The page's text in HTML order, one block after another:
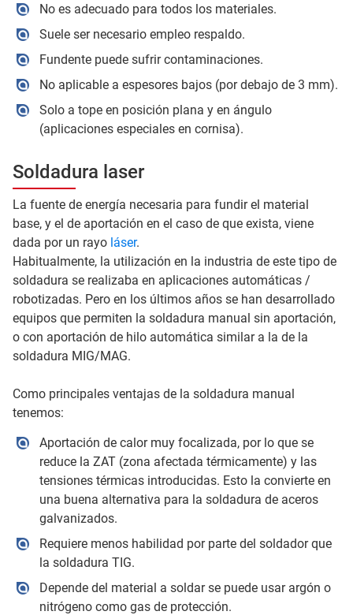
No es adecuado para todos los materiales.
Suele ser necesario empleo respaldo.
Fundente puede sufrir contaminaciones.
No aplicable a espesores bajos (por debajo de 3 mm).
Solo a tope en posición plana y en ángulo
(aplicaciones especiales en cornisa).
Soldadura laser
La fuente de energía necesaria para fundir el material
base, y el de aportación en el caso de que exista, viene
dada por un rayo láser.
Habitualmente, la utilización en la industria de este tipo de
soldadura se realizaba en aplicaciones automáticas /
robotizadas. Pero en los últimos años se han desarrollado
equipos que permiten la soldadura manual sin aportación,
o con aportación de hilo automática similar a la de la
soldadura MIG/MAG.
Como principales ventajas de la soldadura manual
tenemos:
Aportación de calor muy focalizada, por lo que se
reduce la ZAT (zona afectada térmicamente) y las
tensiones térmicas introducidas. Esto la convierte en
una buena alternativa para la soldadura de aceros
galvanizados.
Requiere menos habilidad por parte del soldador que
la soldadura TIG.
Depende del material a soldar se puede usar argón o
nitrógeno como gas de protección.